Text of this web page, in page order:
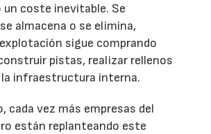
un coste inevitable. Se
almacena o se elimina,
sigue comprando
pistas, realizar rellenos
infraestructura interna.
cada vez más empresas del
están replanteando este